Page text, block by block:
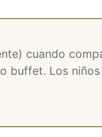
cuando
buffet. Los niños